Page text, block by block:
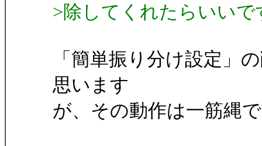
>除してくれたらいいで
「簡単振り分け設定」
思います
が、その動作は一筋縄